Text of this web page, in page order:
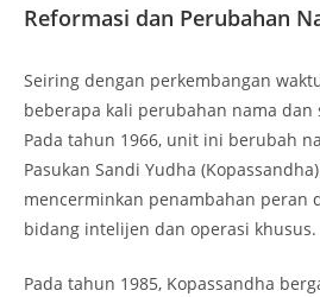
Reformasi dan Perubahan
Seiring dengan perkembangan
beberapa kali perubahan nama
Pada tahun 1966, unit ini berubah
Pasukan Sandi Yudha
mencerminkan penambahan peran
bidang intelijen dan operasi khusus.
Pada tahun 1985, Kopassandha